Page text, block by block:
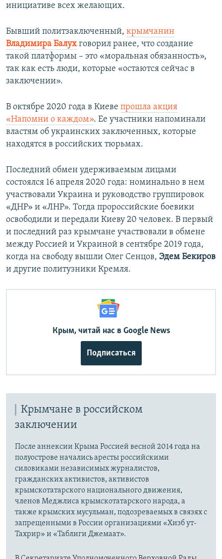
инициативе всех желающих.
Бывший политзаключенный, крымчанин
Владимира Балух говорил ранее, что создание
такой платформы – это «моральная обязанность»,
так как есть люди, которые «остаются сейчас в
заключении».
В октябре 2020 года в Киеве прошла акция
«Напомни о каждом». Ее участники напоминали
властям об украинских заключенных, которые
находятся в российских тюрьмах.
Последний обмен удерживаемым лицами
состоялся 16 апреля 2020 года: номинально в нем
участвовали Украина и руководство группировок
«ДНР» и «ЛНР». Тогда пророссийские боевики
освободили и передали Киеву 20 человек. В первый
и последний раз крымчане участвовали в обмене
между Россией и Украиной в сентябре 2019 года,
когда на свободу вышли Олег Сенцов, Эдем Бекиров
и другие политузники Кремля.
Крым, читай нас в Google News
Подписаться
Крымчане в российском
заключении
После аннексии Крыма Россией весной 2014 года на
полуострове начались аресты российскими
силовиками независимых журналистов,
гражданских активистов, активистов
крымскотатарского национального движения,
членов Меджлиса крымскотатарского народа, а
также крымских мусульман, подозреваемых в связях с
запрещенными в России организациями «Хизб ут-
Тахрир» и «Таблиги Джемаат».